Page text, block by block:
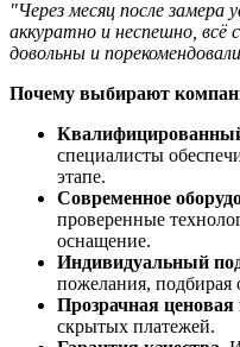
"Через месяц после
аккуратно и неспешно, всё
довольны и
Почему выбирают
специалисты
этапе.
Современное
проверенные
оснащение.
Индивидуальный
пожелания, подбирая
Прозрачная ценовая
скрытых платежей.